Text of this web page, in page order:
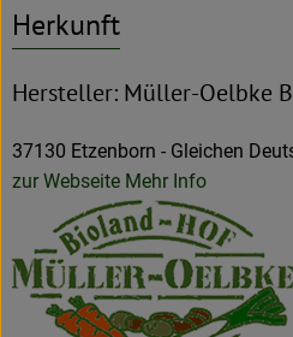
Herkunft
Hersteller: Müller-Oelbke
37130 Etzenborn - Gleichen
zur Webseite Mehr Info